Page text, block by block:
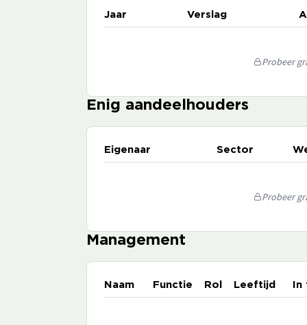
Jaar Verslag
Probeer
Enig aandeelhouders
Eigenaar Sector
Probeer
Management
Naam Functie Rol Leeftijd